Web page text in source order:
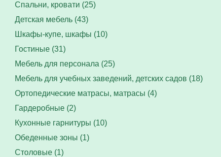
Спальни, кровати (25)
Детская мебель (43)
Шкафы-купе, шкафы (10)
Гостиные (31)
Мебель для персонала (25)
Мебель для учебных заведений, детских садов (18)
Ортопедические матрасы, матрасы (4)
Гардеробные (2)
Кухонные гарнитуры (10)
Обеденные зоны (1)
Столовые (1)